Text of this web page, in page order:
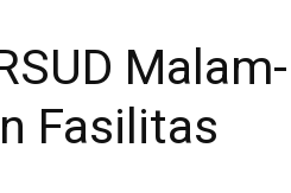
Malam-
Fasilitas